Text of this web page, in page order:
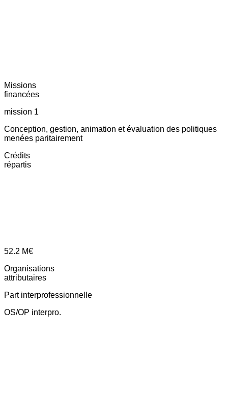
Missions
financées
mission 1
Conception, gestion, animation et évaluation des politiques
menées paritairement
Crédits
répartis
52.2 M€
Organisations
attributaires
Part interprofessionnelle
OS/OP interpro.